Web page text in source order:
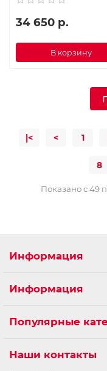
34 650 р.
В корзину
|< < 1
8
Показано с 49
Информация
Информация
Популярные
Наши контакты